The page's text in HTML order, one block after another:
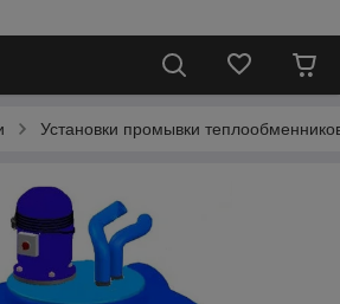
Установки промывки